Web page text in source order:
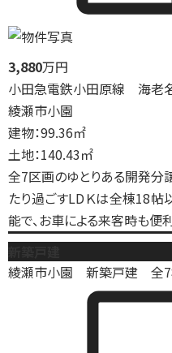
3,880万円
小田急電鉄小田原線 海老
綾瀬市小園
建物：99.36㎡
土地：140.43㎡
全7区画のゆとりある開発分
たり過ごすLDＫは全棟18帖
能で、お車による来客時も便
綾瀬市小園 新築戸建 全